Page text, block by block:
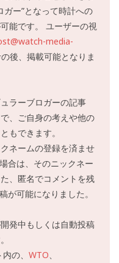
ー”となって時計への
能です。 ユーザーの視
media-
後、掲載可能となりま
ラーブロガーの記事
、ご自身の考えや他の
もできます。
ネームの登録を済ませ
合は、そのニックネー
、匿名でコメントを残
が可能になりました。
発中もしくは自動投稿
の、 WTO